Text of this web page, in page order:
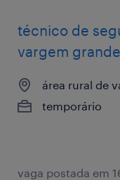
técnico de
vargem
área rural de
temporário
vaga postada em